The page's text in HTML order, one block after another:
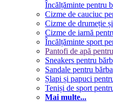
Încălțăminte pentru
Cizme de cauciuc
Cizme de drumeție
Cizme de iarnă
Încălțăminte sport
Pantofi de apă
Sneakers pentru
Sandale pentru
Șlapi și papuci
Teniși de sport
Mai multe...